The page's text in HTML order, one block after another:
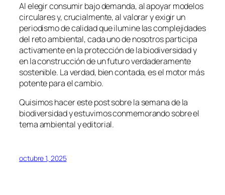
Al elegir consumir bajo demanda, al apoyar modelos
circulares y, crucialmente, al valorar y exigir un
periodismo de calidad que ilumine las complejidades
del reto ambiental, cada uno de nosotros participa
activamente en la protección de la biodiversidad y
en la construcción de un futuro verdaderamente
sostenible. La verdad, bien contada, es el motor más
potente para el cambio.
Quisimos hacer este post sobre la semana de la
biodiversidad y estuvimos conmemorando sobre el
tema ambiental y editorial.
octubre 1, 2025